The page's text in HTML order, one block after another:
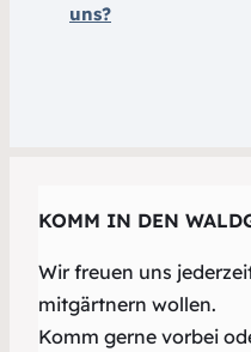
uns?
KOMM IN DEN
Wir freuen uns
mitgärtnern wollen.
Komm gerne vorbei